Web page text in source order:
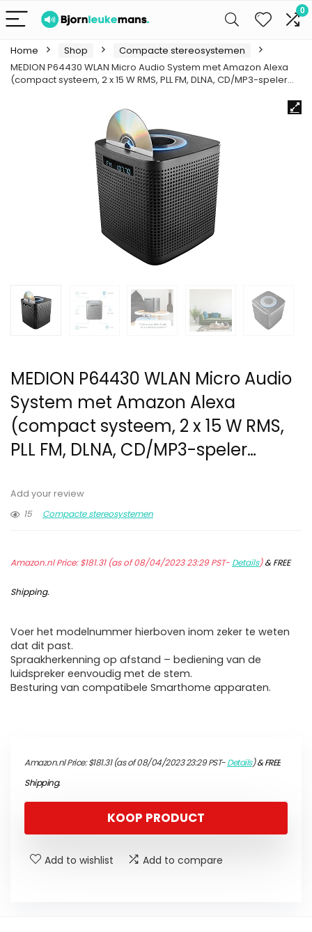
0
Home Shop
Compacte stereosystemen
MEDION P64430 WLAN Micro Audio System met Amazon Alexa
(compact systeem, 2 x 15 W RMS, PLL FM, DLNA, CD/MP3-speler…
MEDION P64430 WLAN Micro Audio
System met Amazon Alexa
(compact systeem, 2 x 15 W RMS,
PLL FM, DLNA, CD/MP3-speler…
Add your review
15
Compacte stereosystemen
Amazon.nl Price:$181.31(as of 08/04/2023 23:29 PST- Details)&FREE
Shipping.
Voer het modelnummer hierboven inom zeker te weten
dat dit past.
Spraakherkenning op afstand – bediening van de
luidspreker eenvoudig met de stem.
Besturing van compatibele Smarthome apparaten.
Amazon.nl Price:$181.31(as of 08/04/2023 23:29 PST-Details)&FREE
Shipping.
KOOP PRODUCT
Add to wishlist Add to compare